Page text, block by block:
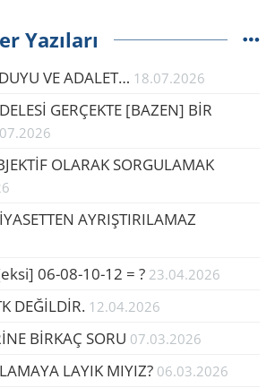
Yazıları
VE ADA­LET… 18.07.2026
GERÇEKTE ​​​​​​​[BAZEN] BİR
OLA­RAK SOR­GU­LA­MAK
AYRIŞTIRILAMAZ
06-08-10-12 = ? 23.04.2026
DEĞİLDİR. 12.04.2026
BİRKAÇ SORU 07.03.2026
LAYIK MIYIZ? 06.03.2026